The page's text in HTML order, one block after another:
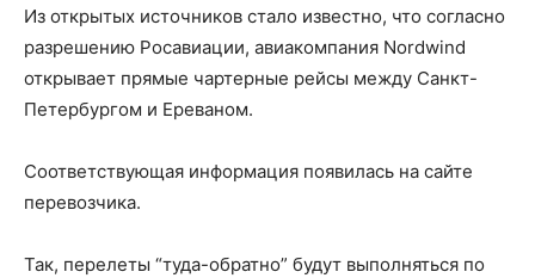
Из открытых источников стало известно, что согласно
разрешению Росавиации, авиакомпания Nordwind
открывает прямые чартерные рейсы между Санкт-
Петербургом и Ереваном.
Соответствующая информация появилась на сайте
перевозчика.
Так, перелеты “туда-обратно” будут выполняться по